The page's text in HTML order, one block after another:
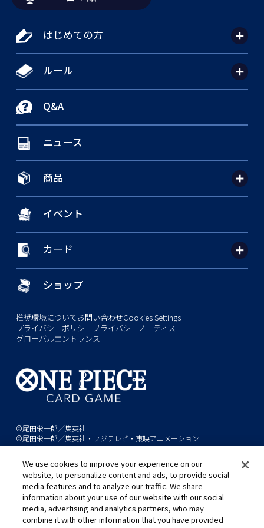
はじめての方
ルール
Q&A
ニュース
商品
イベント
カード
ショップ
推奨環境についてお問い合わせCookies Settings
プライバシーポリシープライバシーノーティス
グローバルエントランス
©尾田栄一郎／集英社
©尾田栄一郎／集英社・フジテレビ・東映アニメーション
このwebサイトに記載されているすべての画像・テキスト・データの無
断転用、転載をお断りします。
開発中につき、本サイトで使用している画像と実際の商品とは異なる場
合があります。
※AppleとAppleのロゴは、米国およびその他の国で登録されたApple
We use cookies to improve your experience on our
website, to personalize content and ads, to provide social
media features and to analyze our traffic. We share
information about your use of our website with our social
media, advertising and analytics partners, who may
combine it with other information that you have provided